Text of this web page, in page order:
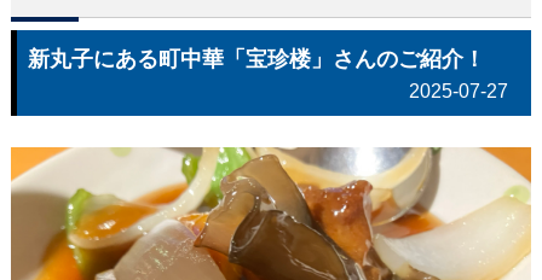
新丸子にある町中華「宝珍楼」さんのご紹介！
2025-07-27